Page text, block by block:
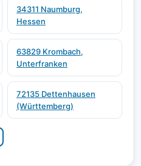
34311 Naumburg,
Hessen
63829 Krombach,
Unterfranken
72135 Dettenhausen
(Württemberg)